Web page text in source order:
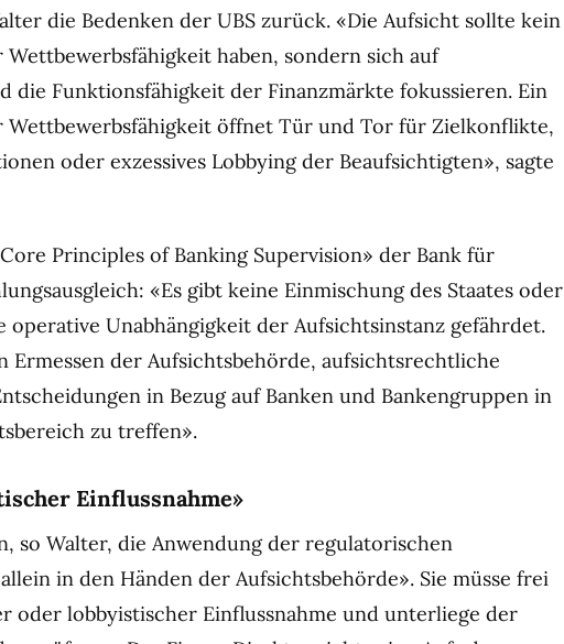
die Bedenken der UBS zurück. «Die Aufsicht sollte kein
haben, sondern sich auf
die Funktionsfähigkeit der Finanzmärkte fokussieren. Ein
Wettbewerbsfähigkeit öffnet Tür und Tor für Zielkonflikte,
oder exzessives Lobbying der Beaufsichtigten», sagte
Principles of Banking Supervision» der Bank für
«Es gibt keine Einmischung des Staates oder
operative Unabhängigkeit der Aufsichtsinstanz gefährdet.
Ermessen der Aufsichtsbehörde, aufsichtsrechtliche
in Bezug auf Banken und Bankengruppen in
zu treffen».
Einflussnahme»
so Walter, die Anwendung der regulatorischen
in den Händen der Aufsichtsbehörde». Sie müsse frei
oder lobbyistischer Einflussnahme und unterliege der